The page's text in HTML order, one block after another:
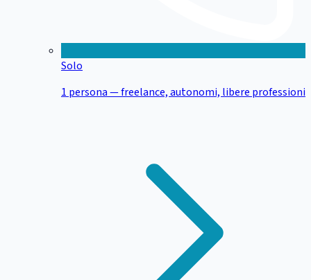
Solo
1 persona — freelance, autonomi, libere professioni